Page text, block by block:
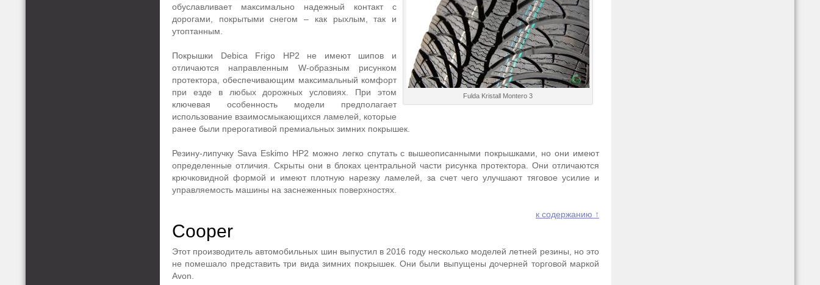
Fulda Kristall Montero 3
обуславливает максимально надежный контакт с
дорогами, покрытыми снегом – как рыхлым, так и
утоптанным.
Покрышки Debica Frigo HP2 не имеют шипов и
отличаются направленным W-образным рисунком
протектора, обеспечивающим максимальный комфорт
при езде в любых дорожных условиях. При этом
ключевая особенность модели предполагает
использование взаимосмыкающихся ламелей, которые
ранее были прерогативой премиальных зимних покрышек.
Резину-липучку Sava Eskimo HP2 можно легко спутать с вышеописанными покрышками, но они имеют
определенные отличия. Скрыты они в блоках центральной части рисунка протектора. Они отличаются
крючковидной формой и имеют плотную нарезку ламелей, за счет чего улучшают тяговое усилие и
управляемость машины на заснеженных поверхностях.
к содержанию ↑
Cooper
Этот производитель автомобильных шин выпустил в 2016 году несколько моделей летней резины, но это
не помешало представить три вида зимних покрышек. Они были выпущены дочерней торговой маркой
Avon.